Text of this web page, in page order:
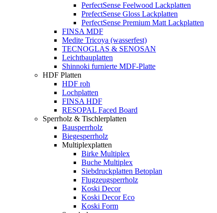
PerfectSense Feelwood Lackplatten
PrefectSense Gloss Lackplatten
PerfectSense Premium Matt Lackplatten
FINSA MDF
Medite Tricoya (wasserfest)
TECNOGLAS & SENOSAN
Leichtbauplatten
Shinnoki furnierte MDF-Platte
HDF Platten
HDF roh
Lochplatten
FINSA HDF
RESOPAL Faced Board
Sperrholz & Tischlerplatten
Bausperrholz
Biegesperrholz
Multiplexplatten
Birke Multiplex
Buche Multiplex
Siebdruckplatten Betoplan
Flugzeugsperrholz
Koski Decor
Koski Decor Eco
Koski Form